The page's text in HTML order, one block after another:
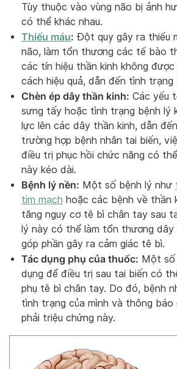
Tùy thuộc vào vùng não bị ảnh
có thể khác nhau.
Thiếu máu: Đột quỵ gây ra thiếu
não, làm tổn thương các tế bào
các tín hiệu thần kinh không
cách hiệu quả, dẫn đến tình trạng
Chèn ép dây thần kinh: Các yếu
sưng tấy hoặc tình trạng bệnh lý
lực lên các dây thần kinh, dẫn
trường hợp bệnh nhân tai biến,
điều trị phục hồi chức năng có
này kéo dài.
Bệnh lý nền: Một số bệnh lý như
tim mạch hoặc các bệnh về thần
tăng nguy cơ tê bì chân tay sau
lý này có thể làm tổn thương dây
góp phần gây ra cảm giác tê bì.
Tác dụng phụ của thuốc: Một
dụng để điều trị sau tai biến có
phụ tê bì chân tay. Do đó, bệnh
tình trạng của mình và thông báo
phải triệu chứng này.